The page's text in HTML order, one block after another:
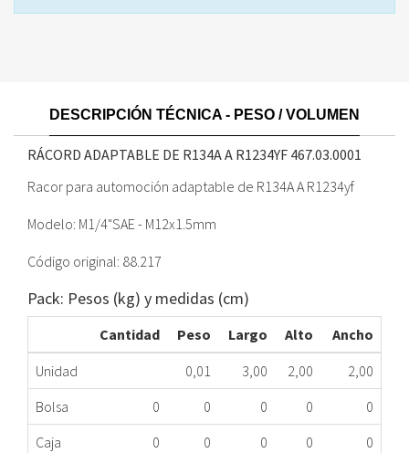
DESCRIPCIÓN TÉCNICA - PESO / VOLUMEN
RÁCORD ADAPTABLE DE R134A A R1234YF 467.03.0001
Racor para automoción adaptable de R134A A R1234yf
Modelo: M1/4"SAE - M12x1.5mm
Código original: 88.217
Pack: Pesos (kg) y medidas (cm)
Cantidad Peso Largo Alto
Ancho
Unidad
0,01 3,00 2,00
2,00
Bolsa
0 0 0 0
0
Caja
0 0 0 0
0